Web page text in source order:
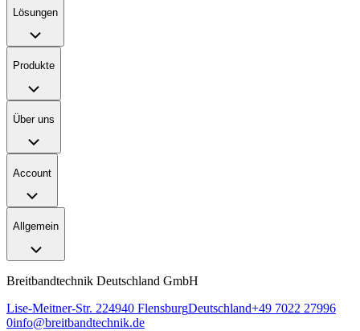
Lösungen
Produkte
Über uns
Account
Allgemein
Breitbandtechnik Deutschland GmbH
Lise-Meitner-Str. 224940 FlensburgDeutschland+49 7022 27996
0info@breitbandtechnik.de